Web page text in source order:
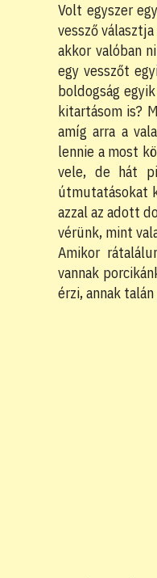
Volt egyszer
vessző
akkor valóban
egy vesszőt
boldogság
kitartásom is?
amíg arra a
lennie a most
vele, de hát
útmutatásokat
azzal az adott
vérünk, mint
Amikor
vannak
érzi, annak